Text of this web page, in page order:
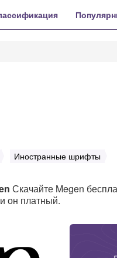
Иностранные шрифты
Скачайте Megen
он платный.